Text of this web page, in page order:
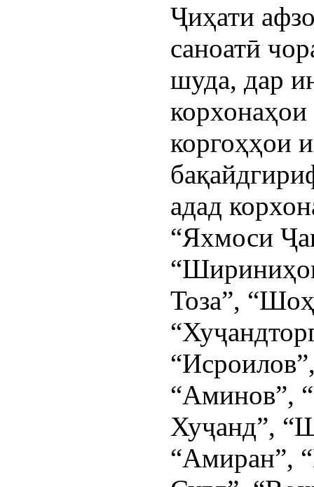
Ҷиҳати
саноатӣ
шуда, дар
корхонаҳои
коргоҳҳои
адад
“Яхмоси
Тоза”,
“Аминов”,
Хуҷанд”,
“Амиран”,